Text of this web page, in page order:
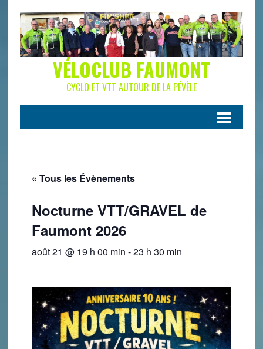
VÉLOCLUB FAUMONT
CYCLO ET VTT AUTOUR DE LA PÉVÈLE
« Tous les Évènements
Nocturne VTT/GRAVEL de
Faumont 2026
août 21 @ 19 h 00 min -23 h 30 min